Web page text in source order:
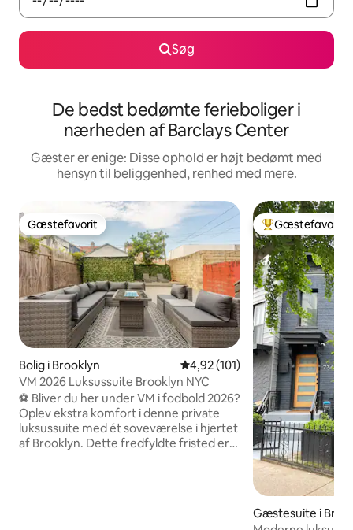
Søg
De bedst bedømte ferieboliger i
nærheden af Barclays Center
Gæster er enige: Disse ophold er højt bedømt med
hensyn til beliggenhed, renhed med mere.
Gæstefavorit
Gæstefavorit
Bolig i Brooklyn 4,92 ud af 5 i gennemsnitlig
4,92 (101)
VM 2026 Luksussuite Brooklyn NYC
⚽ Bliver du her under VM i fodbold 2026?
Oplev ekstra komfort i denne private
luksussuite med ét soveværelse i hjertet
af Brooklyn. Dette fredfyldte fristed er
Bedste
Gæstefavorit
Gæstesuite i